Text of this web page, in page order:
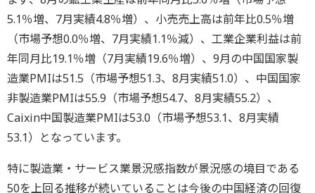
5.1％増、7月実績4.8％増）、小売売上高は前年比0.5％増
（市場予想0.0％増、7月実績1.1％減）、工業企業利益は前
年同月比19.1％増（7月実績19.6％増）、9月の中国国家製
造業PMIは51.5（市場予想51.3、8月実績51.0）、中国国家
非製造業PMIは55.9（市場予想54.7、8月実績55.2）、
Caixin中国製造業PMIは53.0（市場予想53.1、8月実績
53.1）となっています。
特に製造業・サービス業景況感指数が景況感の境目である
50を上回る推移が続いていることは今後の中国経済の回復